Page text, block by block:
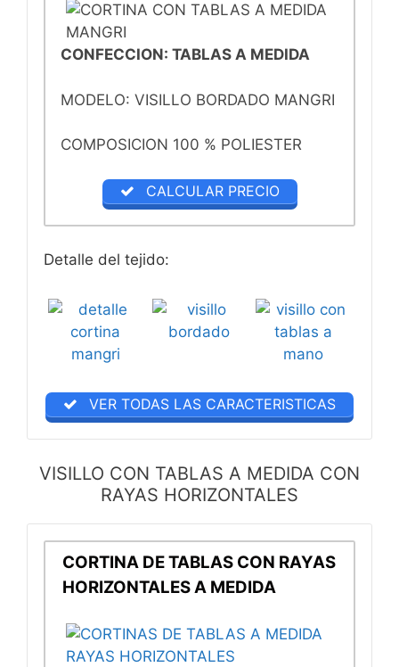
CONFECCION: TABLAS A MEDIDA
MODELO: VISILLO BORDADO MANGRI
COMPOSICION 100 % POLIESTER
CALCULAR PRECIO
Detalle del tejido:
VER TODAS LAS CARACTERISTICAS
VISILLO CON TABLAS A MEDIDA CON
RAYAS HORIZONTALES
CORTINA DE TABLAS CON RAYAS
HORIZONTALES A MEDIDA